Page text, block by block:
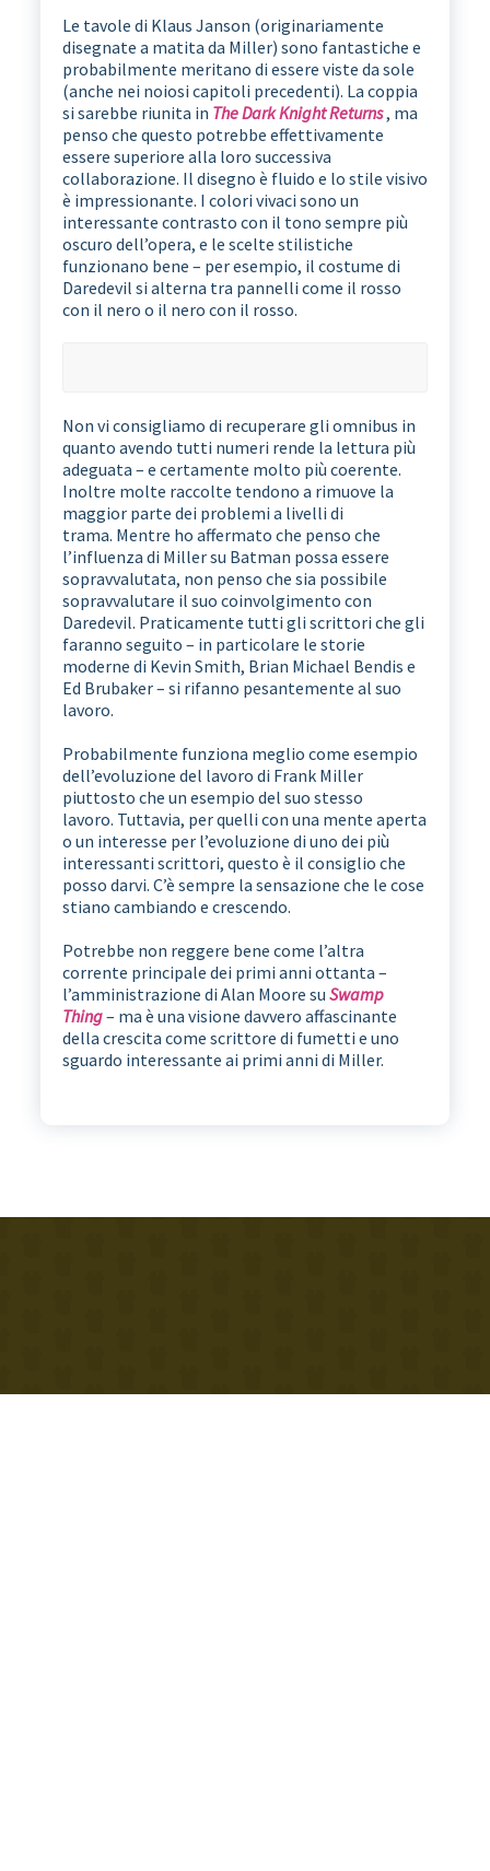
Le tavole di Klaus Janson (originariamente
disegnate a matita da Miller) sono fantastiche e
probabilmente meritano di essere viste da sole
(anche nei noiosi capitoli precedenti). La coppia
si sarebbe riunita in The Dark Knight Returns, ma
penso che questo potrebbe effettivamente
essere superiore alla loro successiva
collaborazione. Il disegno è fluido e lo stile visivo
è impressionante. I colori vivaci sono un
interessante contrasto con il tono sempre più
oscuro dell’opera, e le scelte stilistiche
funzionano bene – per esempio, il costume di
Daredevil si alterna tra pannelli come il rosso
con il nero o il nero con il rosso.
Non vi consigliamo di recuperare gli omnibus in
quanto avendo tutti numeri rende la lettura più
adeguata – e certamente molto più coerente.
Inoltre molte raccolte tendono a rimuove la
maggior parte dei problemi a livelli di
trama. Mentre ho affermato che penso che
l’influenza di Miller su Batman possa essere
sopravvalutata, non penso che sia possibile
sopravvalutare il suo coinvolgimento con
Daredevil. Praticamente tutti gli scrittori che gli
faranno seguito – in particolare le storie
moderne di Kevin Smith, Brian Michael Bendis e
Ed Brubaker – si rifanno pesantemente al suo
lavoro.
Probabilmente funziona meglio come esempio
dell’evoluzione del lavoro di Frank Miller
piuttosto che un esempio del suo stesso
lavoro. Tuttavia, per quelli con una mente aperta
o un interesse per l’evoluzione di uno dei più
interessanti scrittori, questo è il consiglio che
posso darvi. C’è sempre la sensazione che le cose
stiano cambiando e crescendo.
Potrebbe non reggere bene come l’altra
corrente principale dei primi anni ottanta –
l’amministrazione di Alan Moore su Swamp
Thing– ma è una visione davvero affascinante
della crescita come scrittore di fumetti e uno
sguardo interessante ai primi anni di Miller.